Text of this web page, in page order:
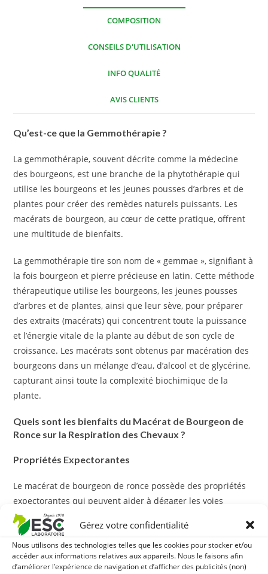
Gérez votre confidentialité
Nous utilisons des technologies telles que les cookies pour stocker et/ou
accéder aux informations relatives aux appareils. Nous le faisons afin
d’améliorer l’expérience de navigation et d’afficher des publicités (non)
COMPOSITION
CONSEILS D'UTILISATION
INFO QUALITÉ
AVIS CLIENTS
Qu’est-ce que la Gemmothérapie ?
La gemmothérapie, souvent décrite comme la médecine
des bourgeons, est une branche de la phytothérapie qui
utilise les bourgeons et les jeunes pousses d’arbres et de
plantes pour créer des remèdes naturels puissants. Les
macérats de bourgeon, au cœur de cette pratique, offrent
une multitude de bienfaits.
La gemmothérapie tire son nom de « gemmae », signifiant à
la fois bourgeon et pierre précieuse en latin. Cette méthode
thérapeutique utilise les bourgeons, les jeunes pousses
d’arbres et de plantes, ainsi que leur sève, pour préparer
des extraits (macérats) qui concentrent toute la puissance
et l’énergie vitale de la plante au début de son cycle de
croissance. Les macérats sont obtenus par macération des
bourgeons dans un mélange d’eau, d’alcool et de glycérine,
capturant ainsi toute la complexité biochimique de la
plante.
Quels sont les bienfaits du Macérat de Bourgeon de
Ronce sur la Respiration des Chevaux ?
Propriétés Expectorantes
Le macérat de bourgeon de ronce possède des propriétés
expectorantes qui peuvent aider à dégager les voies
respiratoires. Cela est particulièrement utile pour apaiser
les congestions nasale ou pulmonaire, facilitant ainsi la
respiration.
Amélioration de la Capacité Pulmonaire